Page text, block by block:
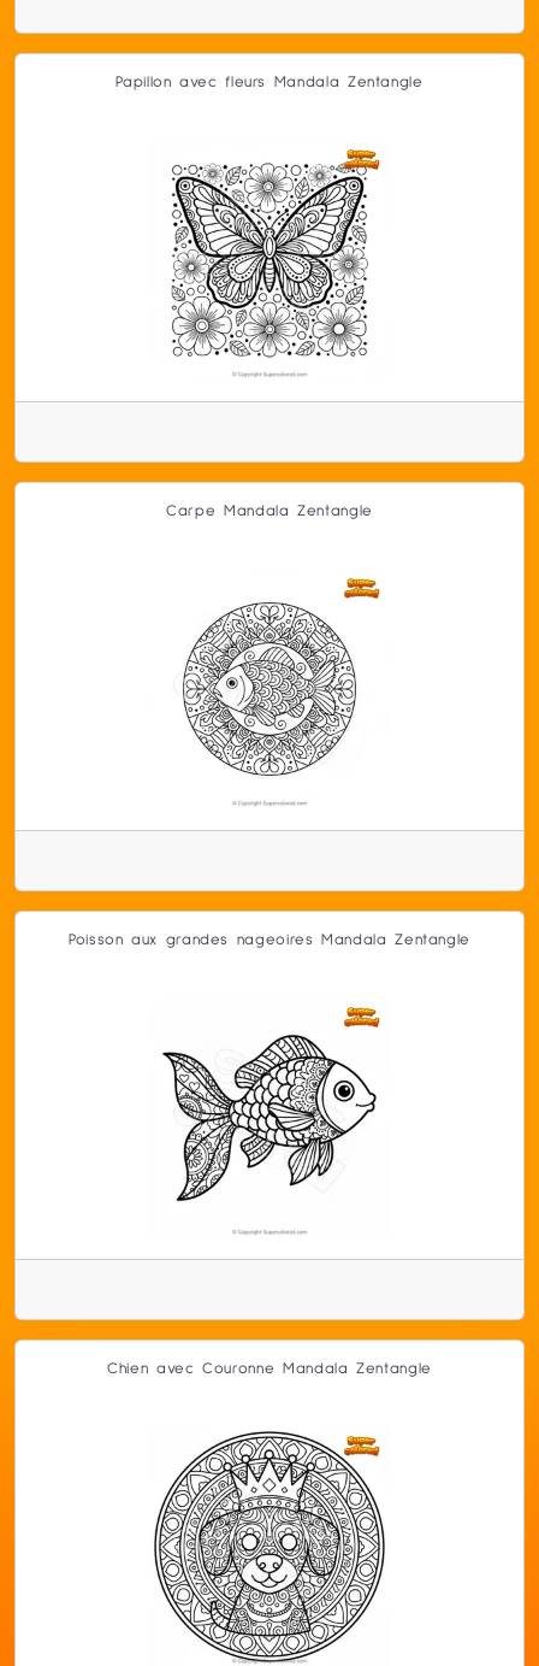
Papillon avec fleurs Mandala Zentangle
Carpe Mandala Zentangle
Poisson aux grandes nageoires Mandala Zentangle
Chien avec Couronne Mandala Zentangle